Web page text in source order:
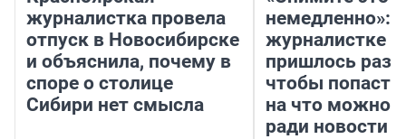
журналистка провела
отпуск в Новосибирске
и объяснила, почему в
споре о столице
Сибири нет смысла
немедленно»:
журналистке
пришлось
чтобы попасть
на что можно
ради новости